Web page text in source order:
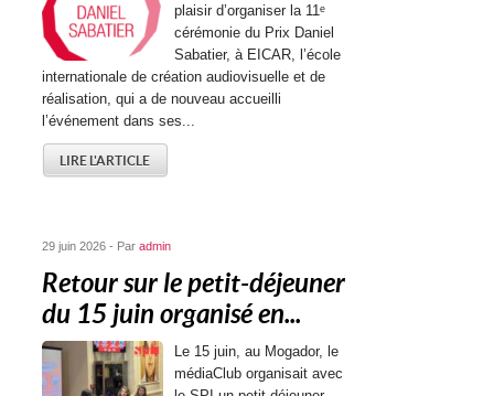
plaisir d’organiser la 11ᵉ
cérémonie du Prix Daniel
Sabatier, à EICAR, l’école
internationale de création audiovisuelle et de
réalisation, qui a de nouveau accueilli
l’événement dans ses...
LIRE L'ARTICLE
29 juin 2026 - Paradmin
Retour sur le petit-déjeuner
du 15 juin organisé en...
Le 15 juin, au Mogador, le
médiaClub organisait avec